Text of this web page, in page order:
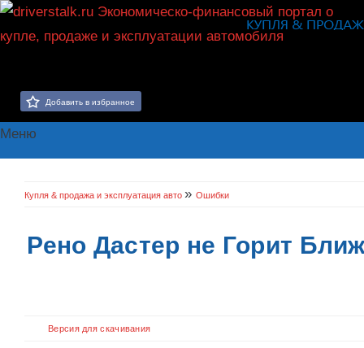
Добавить в избранное
Меню
Купля & продажа и эксплуатация авто » Ошибки
Рено Дастер не Горит
Версия для скачивания